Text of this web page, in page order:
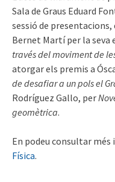
Sala de Graus Eduard
sessió de
Bernet Martí per la seva
través del moviment de
atorgar els premis a
de desafiar a un pols el
Rodríguez Gallo, per
geomètrica.
En podeu consultar
Física.